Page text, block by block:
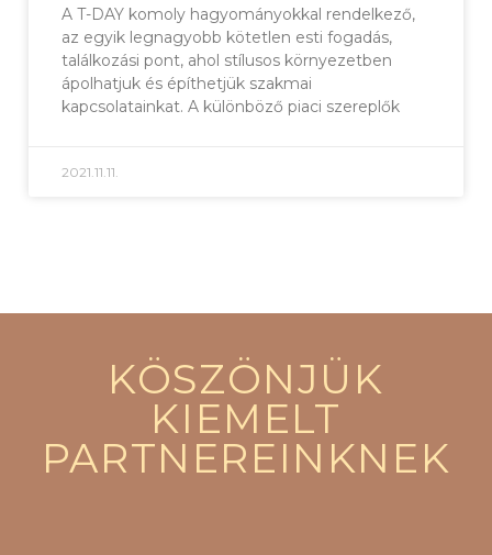
A T-DAY komoly hagyományokkal rendelkező,
az egyik legnagyobb kötetlen esti fogadás,
találkozási pont, ahol stílusos környezetben
ápolhatjuk és építhetjük szakmai
kapcsolatainkat. A különböző piaci szereplők
2021.11.11.
KÖSZÖNJÜK
KIEMELT
PARTNEREINKNEK